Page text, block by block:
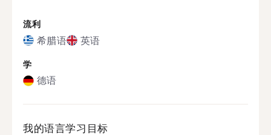
流利
希腊语 英语
学
德语
我的语言学习目标